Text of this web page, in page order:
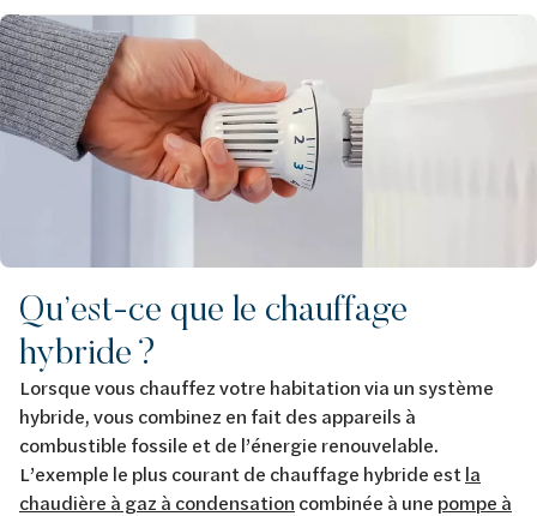
Image
Qu’est-ce que le chauffage
hybride ?
Lorsque vous chauffez votre habitation via un système
hybride, vous combinez en fait des appareils à
combustible fossile et de l’énergie renouvelable.
L’exemple le plus courant de chauffage hybride est la
chaudière à gaz à condensation combinée à une pompe à